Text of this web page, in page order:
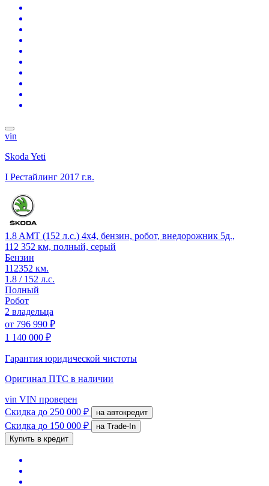
vin
Skoda Yeti
I Рестайлинг 2017 г.в.
1.8 AMT (152 л.с.) 4x4, бензин, робот, внедорожник 5д.,
112 352 км, полный, серый
Бензин
112352 км.
1.8 / 152 л.с.
Полный
Робот
2 владельца
от 796 990 ₽
1 140 000 ₽
Гарантия юридической чистоты
Оригинал ПТС в наличии
vin VIN проверен
Скидка до 250 000 ₽ на автокредит
Скидка до 150 000 ₽
на Trade-In
Купить в кредит